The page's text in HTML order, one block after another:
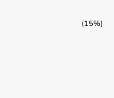
(15%)